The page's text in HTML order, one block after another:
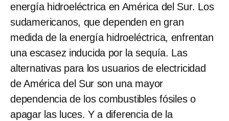
energía hidroeléctrica en América del Sur. Los
sudamericanos, que dependen en gran
medida de la energía hidroeléctrica, enfrentan
una escasez inducida por la sequía. Las
alternativas para los usuarios de electricidad
de América del Sur son una mayor
dependencia de los combustibles fósiles o
apagar las luces. Y a diferencia de la